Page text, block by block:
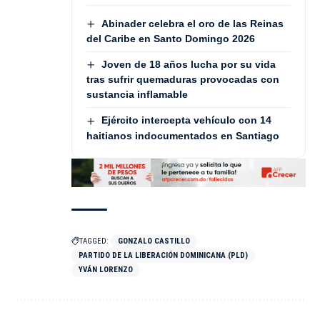
Abinader celebra el oro de las Reinas
del Caribe en Santo Domingo 2026
Joven de 18 años lucha por su vida
tras sufrir quemaduras provocadas con
sustancia inflamable
Ejército intercepta vehículo con 14
haitianos indocumentados en Santiago
TAGGED:
GONZALO CASTILLO
PARTIDO DE LA LIBERACIÓN DOMINICANA (PLD)
YVÁN LORENZO